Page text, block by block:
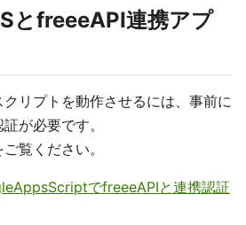
とfreeeAPI連携アプ
リプトを動作させるには、事前に
が必要です。
覧ください。
でfreeeAPIと連携認証